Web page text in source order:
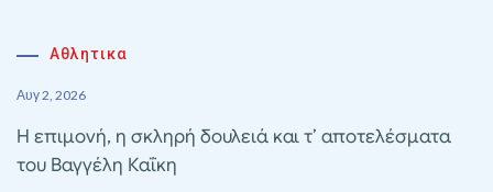
Αθλητικα
Αυγ 2, 2026
Η επιμονή, η σκληρή δουλειά και τ’ αποτελέσματα
του Βαγγέλη Καΐκη